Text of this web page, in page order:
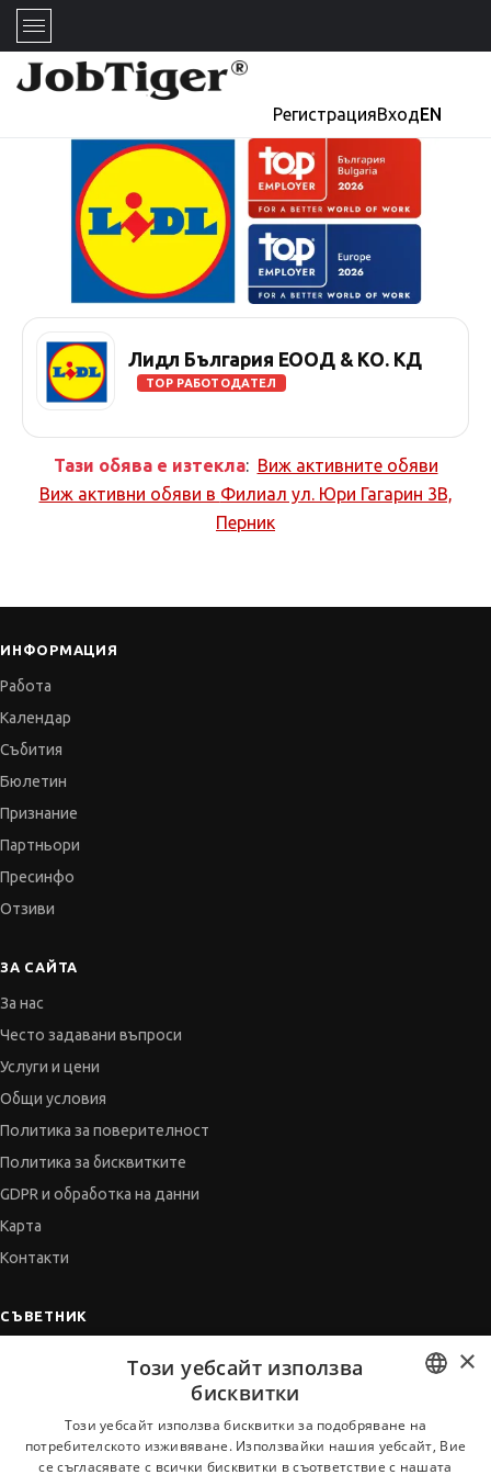
РегистрацияВходEN
Лидл България ЕООД & КО. КД
TOP РАБОТОДАТЕЛ
Тази обява е изтекла: Виж активните обяви
Виж активни обяви в Филиал ул. Юри Гагарин 3В,
Перник
ИНФОРМАЦИЯ
Работа
Календар
Събития
Бюлетин
Признание
Партньори
Пресинфо
Отзиви
ЗА САЙТА
За нас
Често задавани въпроси
Услуги и цени
Общи условия
Политика за поверителност
Политика за бисквитките
GDPR и обработка на данни
Карта
Контакти
СЪВЕТНИК
Когато получим оферта
BULGARIAN
ENGLISH
×
Този уебсайт използва
бисквитки
Този уебсайт използва бисквитки за подобряване на
потребителското изживяване. Използвайки нашия уебсайт, Вие
се съгласявате с всички бисквитки в съответствие с нашата